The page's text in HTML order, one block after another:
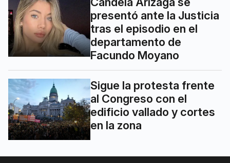
presentó ante la Justicia
tras el episodio en el
departamento de
Facundo Moyano
Sigue la protesta frente
al Congreso con el
edificio vallado y cortes
en la zona